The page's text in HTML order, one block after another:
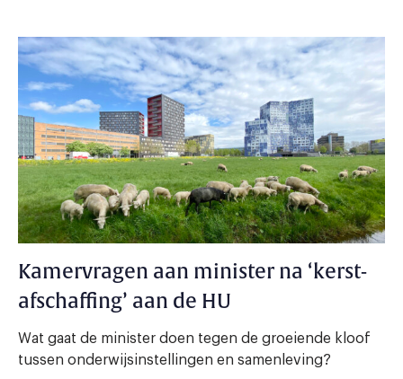
Kamervragen aan minister na ‘kerst-
afschaffing’ aan de HU
Wat gaat de minister doen tegen de groeiende kloof
tussen onderwijsinstellingen en samenleving?